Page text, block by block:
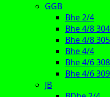
GGB
Bhe 2/4
Bhe 4/8
Bhe 4/8
Bhe 4/4
Bhe 4/6
Bhe 4/6
JB